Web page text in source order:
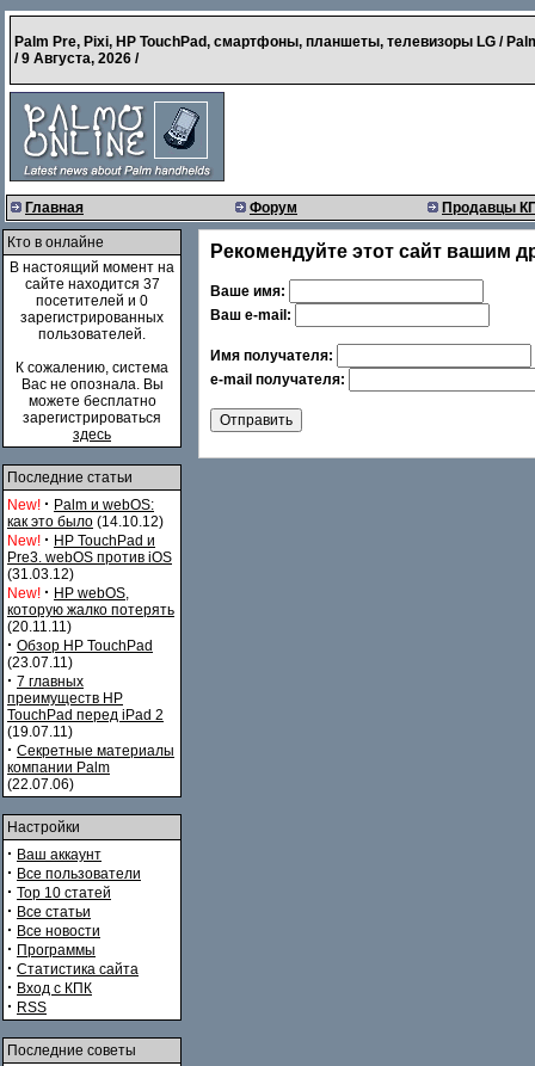
Palm Pre, Pixi, HP TouchPad, смартфоны, планшеты, телевизоры LG /
/9 Августа, 2026 /
Главная Форум Продавцы
Кто в онлайне
В настоящий момент на
сайте находится 37
посетителей и 0
зарегистрированных
пользователей.
К сожалению, система
Вас не опознала. Вы
можете бесплатно
зарегистрироваться
здесь
Последние статьи
New! · Palm и webOS:
как это было (14.10.12)
New! · HP TouchPad и
Pre3. webOS против iOS
(31.03.12)
New! · HP webOS,
которую жалко потерять
(20.11.11)
· Обзор HP TouchPad
(23.07.11)
· 7 главных
преимуществ HP
TouchPad перед iPad 2
(19.07.11)
· Секретные материалы
компании Palm
(22.07.06)
Настройки
· Ваш аккаунт
· Все пользователи
· Top 10 статей
· Все статьи
· Все новости
· Программы
· Статистика сайта
· Вход с КПК
· RSS
Последние советы
Рекомендуйте этот сайт вашим
Ваше имя:
Ваш e-mail:
Имя получателя:
e-mail получателя: